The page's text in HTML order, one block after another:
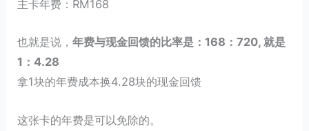
主卡年费：RM168
也就是说，年费与现金回馈的比率是：168：720, 就是
1：4.28
拿1块的年费成本换4.28块的现金回馈
这张卡的年费是可以免除的。